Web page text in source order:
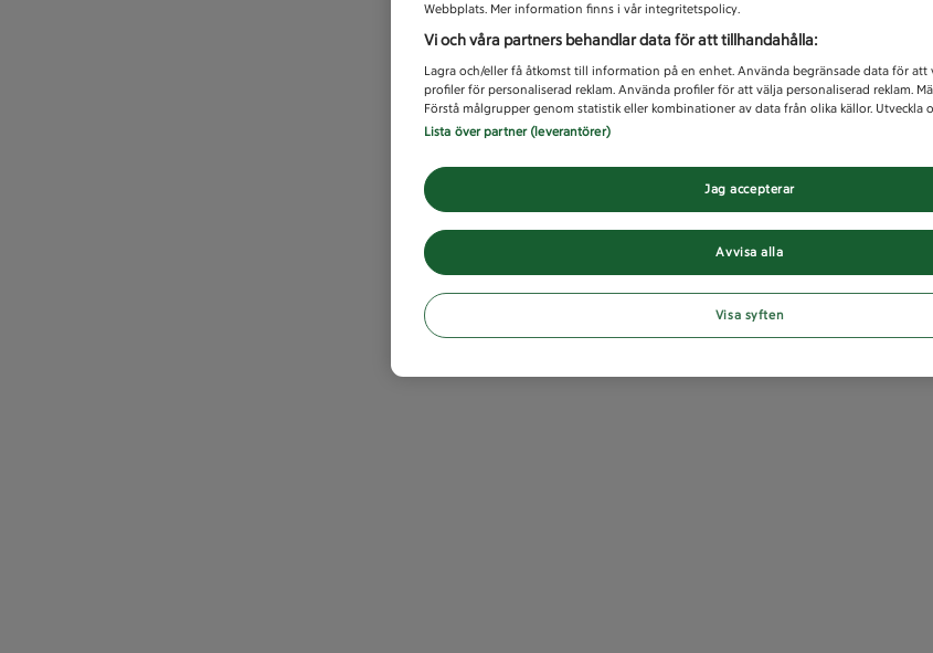
Webbplats. Mer information finns i vår integritetspolicy.
Vi och våra partners behandlar data för att tillhandahålla:
Lagra och/eller få åtkomst till information på en enhet. Använda begränsade data för att
profiler för personaliserad reklam. Använda profiler för att välja personaliserad reklam.
Förstå målgrupper genom statistik eller kombinationer av data från olika källor. Utveckla
Lista över partner (leverantörer)
Avvisa alla
Jag accepterar
Visa syften